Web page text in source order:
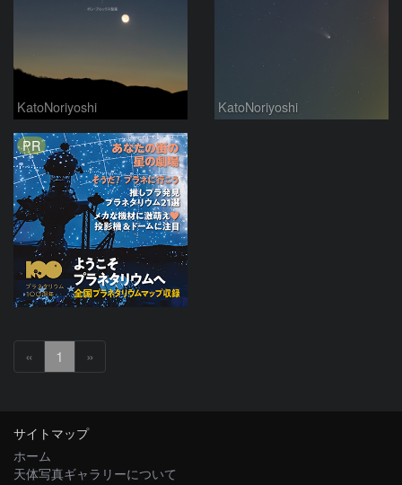
KatoNoriyoshi KatoNoriyoshi
PR
« 1 »
サイトマップ
ホーム
天体写真ギャラリーについて